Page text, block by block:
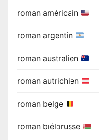
roman américain
roman argentin
roman australien
roman autrichien
roman belge
roman biélorusse